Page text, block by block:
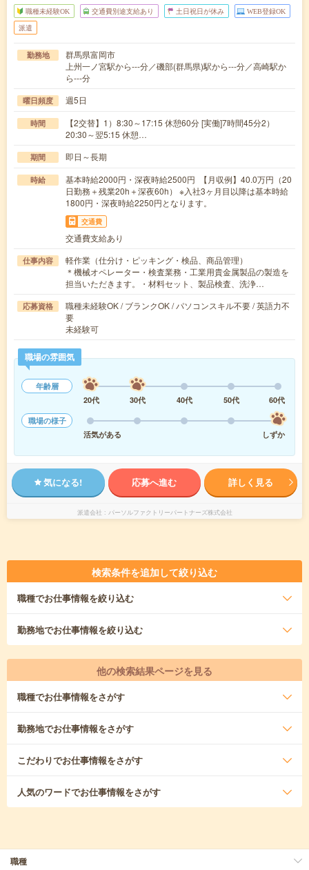
職種未経験OK 交通費別途支給あり 土日祝日が休み WEB登録OK
派遣
勤務地
群馬県富岡市
上州一ノ宮駅から---分／磯部(群馬県)駅から---分／高崎駅か
ら---分
曜日頻度 週5日
時間
【2交替】1）8:30～17:15 休憩60分 [実働]7時間45分2）
20:30～翌5:15 休憩…
期間 即日～長期
時給
基本時給2000円・深夜時給2500円 【月収例】40.0万円（20
日勤務＋残業20h＋深夜60h） ※入社3ヶ月目以降は基本時給
1800円・深夜時給2250円となります。
交通費
交通費支給あり
仕事内容
軽作業（仕分け・ピッキング・検品、商品管理）
＊機械オペレーター・検査業務・工業用貴金属製品の製造を
担当いただきます。・材料セット、製品検査、洗浄…
応募資格
職種未経験OK / ブランクOK / パソコンスキル不要 / 英語力不
要
未経験可
職場の雰囲気
年齢層
20代
30代 40代 50代
60代
職場の様子
活気がある
しずか
気になる! 応募へ進む 詳しく見る
派遣会社 パーソルファクトリーパートナーズ株式会社
検索条件を追加して絞り込む
職種でお仕事情報を絞り込む
勤務地でお仕事情報を絞り込む
他の検索結果ページを見る
職種でお仕事情報をさがす
勤務地でお仕事情報をさがす
こだわりでお仕事情報をさがす
人気のワードでお仕事情報をさがす
職種